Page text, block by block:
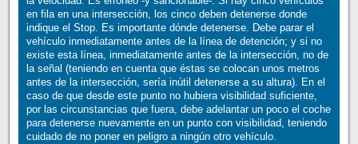
en fila en una intersección, los cinco deben detenerse donde
indique el Stop. Es importante dónde detenerse. Debe parar el
vehículo inmediatamente antes de la línea de detención; y si no
existe esta línea, inmediatamente antes de la intersección, no de
la señal (teniendo en cuenta que éstas se colocan unos metros
antes de la intersección, sería inútil detenerse a su altura). En el
caso de que desde este punto no hubiera visibilidad suficiente,
por las circunstancias que fuera, debe adelantar un poco el coche
para detenerse nuevamente en un punto con visibilidad, teniendo
cuidado de no poner en peligro a ningún otro vehículo.